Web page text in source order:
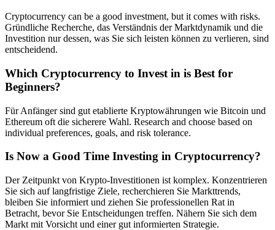
Cryptocurrency can be a good investment, but it comes with risks.
Gründliche Recherche, das Verständnis der Marktdynamik und die
Investition nur dessen, was Sie sich leisten können zu verlieren, sind
entscheidend.
Which Cryptocurrency to Invest in is Best for
Beginners?
Für Anfänger sind gut etablierte Kryptowährungen wie Bitcoin und
Ethereum oft die sicherere Wahl. Research and choose based on
individual preferences, goals, and risk tolerance.
Is Now a Good Time Investing in Cryptocurrency?
Der Zeitpunkt von Krypto-Investitionen ist komplex. Konzentrieren
Sie sich auf langfristige Ziele, recherchieren Sie Markttrends,
bleiben Sie informiert und ziehen Sie professionellen Rat in
Betracht, bevor Sie Entscheidungen treffen. Nähern Sie sich dem
Markt mit Vorsicht und einer gut informierten Strategie.